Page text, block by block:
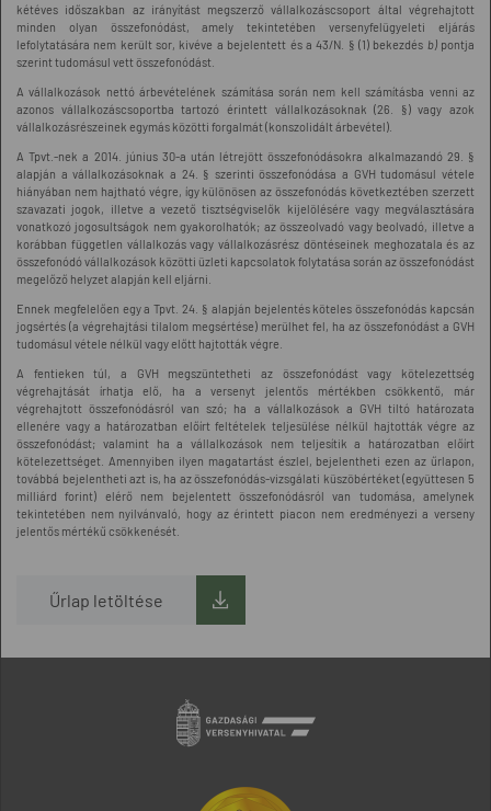
kétéves időszakban az irányítást megszerző vállalkozáscsoport által végrehajtott
minden olyan összefonódást, amely tekintetében versenyfelügyeleti eljárás
lefolytatására nem került sor, kivéve a bejelentett és a 43/N. § (1) bekezdés b)pontja
szerint tudomásul vett összefonódást.
A vállalkozások nettó árbevételének számítása során nem kell számításba venni az
azonos vállalkozáscsoportba tartozó érintett vállalkozásoknak (26. §) vagy azok
vállalkozásrészeinek egymás közötti forgalmát (konszolidált árbevétel).
A Tpvt.-nek a 2014. június 30-a után létrejött összefonódásokra alkalmazandó 29. §
alapján a vállalkozásoknak a 24. § szerinti összefonódása a GVH tudomásul vétele
hiányában nem hajtható végre, így különösen az összefonódás következtében szerzett
szavazati jogok, illetve a vezető tisztségviselők kijelölésére vagy megválasztására
vonatkozó jogosultságok nem gyakorolhatók; az összeolvadó vagy beolvadó, illetve a
korábban független vállalkozás vagy vállalkozásrész döntéseinek meghozatala és az
összefonódó vállalkozások közötti üzleti kapcsolatok folytatása során az összefonódást
megelőző helyzet alapján kell eljárni.
Ennek megfelelően egy a Tpvt. 24. § alapján bejelentés köteles összefonódás kapcsán
jogsértés (a végrehajtási tilalom megsértése) merülhet fel, ha az összefonódást a GVH
tudomásul vétele nélkül vagy előtt hajtották végre.
A fentieken túl, a GVH megszüntetheti az összefonódást vagy kötelezettség
végrehajtását írhatja elő, ha a versenyt jelentős mértékben csökkentő, már
végrehajtott összefonódásról van szó; ha a vállalkozások a GVH tiltó határozata
ellenére vagy a határozatban előírt feltételek teljesülése nélkül hajtották végre az
összefonódást; valamint ha a vállalkozások nem teljesítik a határozatban előírt
kötelezettséget. Amennyiben ilyen magatartást észlel, bejelentheti ezen az űrlapon,
továbbá bejelentheti azt is, ha az összefonódás-vizsgálati küszöbértéket (együttesen 5
milliárd forint) elérő nem bejelentett összefonódásról van tudomása, amelynek
tekintetében nem nyilvánvaló, hogy az érintett piacon nem eredményezi a verseny
jelentős mértékű csökkenését.
Űrlap letöltése